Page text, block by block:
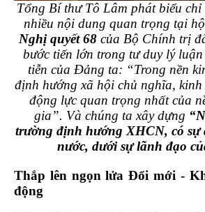
Tổng Bí thư Tô Lâm phát biểu
nhiều nội dung quan trọng tại
Nghị quyết 68 của Bộ Chính trị
bước tiến lớn trong tư duy lý
tiễn của Đảng ta: “Trong nền
định hướng xã hội chủ nghĩa,
động lực quan trọng nhất của
gia”. Và chúng ta xây dựng
trường định hướng XHCN, có sự
nước, dưới sự lãnh đạo
Thắp lên ngọn lửa Đổi mới -
động